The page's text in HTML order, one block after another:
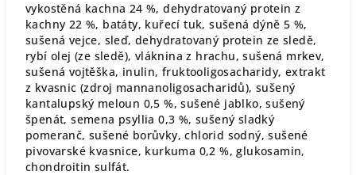
vykostěná kachna 24 %, dehydratovaný protein z
kachny 22 %, batáty, kuřecí tuk, sušená dýně 5 %,
sušená vejce, sleď, dehydratovaný protein ze sledě,
rybí olej (ze sledě), vláknina z hrachu, sušená mrkev,
sušená vojtěška, inulin, fruktooligosacharidy, extrakt
z kvasnic (zdroj mannanoligosacharidů), sušený
kantalupský meloun 0,5 %, sušené jablko, sušený
špenát, semena psyllia 0,3 %, sušený sladký
pomeranč, sušené borůvky, chlorid sodný, sušené
pivovarské kvasnice, kurkuma 0,2 %, glukosamin,
chondroitin sulfát.